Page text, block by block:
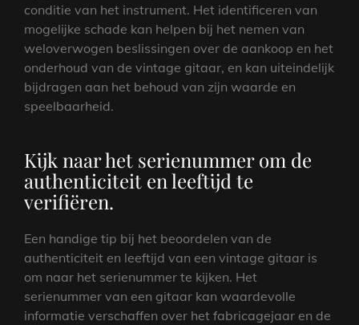
conditie van het instrument. Het identificeren van
mogelijke schade kan helpen bij het nemen van
weloverwogen beslissingen over de aankoop en het
onderhoud van de vintage gitaar, en kan uiteindelijk
bijdragen aan het behoud van zijn waarde en
speelbaarheid.
Kijk naar het serienummer om de
authenticiteit en leeftijd te
verifiëren.
Een handige tip bij het beoordelen van de
authenticiteit en leeftijd van een vintage gitaar is
om naar het serienummer te kijken. Het
serienummer van een gitaar kan waardevolle
informatie verschaffen over het fabricagejaar en de